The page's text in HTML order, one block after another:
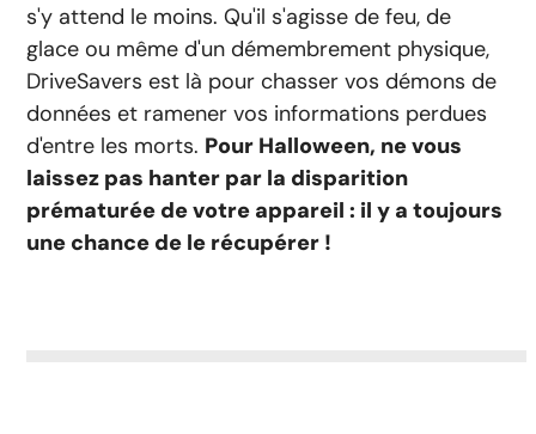
s'y attend le moins. Qu'il s'agisse de feu, de
glace ou même d'un démembrement physique,
DriveSavers est là pour chasser vos démons de
données et ramener vos informations perdues
d'entre les morts. Pour Halloween, ne vous
laissez pas hanter par la disparition
prématurée de votre appareil : il y a toujours
une chance de le récupérer !